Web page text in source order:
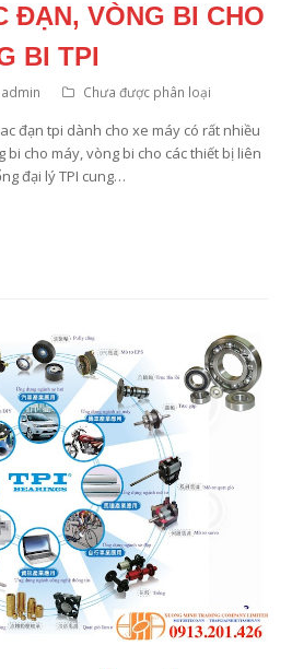
ĐẠN, VÒNG BI CHO
BI TPI
admin Chưa được phân loại
đạn tpi dành cho xe máy có rất nhiều
bi cho máy, vòng bi cho các thiết bị liên
đại lý TPI cung…